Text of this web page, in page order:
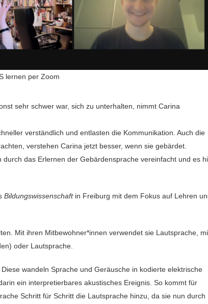
lernen per Zoom
sehr schwer war, sich zu unterhalten, nimmt Carina
verständlich und entlasten die Kommunikation. Auch die
verstehen Carina jetzt besser, wenn sie gebärdet.
das Erlernen der Gebärdensprache vereinfacht und es
Bildungswissenschaft in Freiburg mit dem Fokus auf Lehren
Mit ihren Mitbewohner*innen verwendet sie Lautsprache,
oder Lautsprache.
wandeln Sprache und Geräusche in kodierte elektrische
ein interpretierbares akustisches Ereignis. So kommt für
Schritt für Schritt die Lautsprache hinzu, da sie nun durch